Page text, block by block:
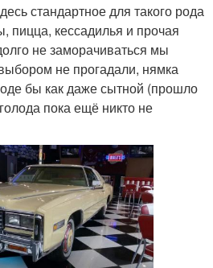
стандартное для такого рода
пицца, кессадилья и прочая
не заморачиваться мы
не прогадали, нямка
бы как даже сытной (прошло
пока ещё никто не